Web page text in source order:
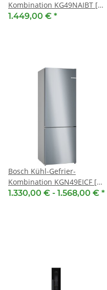
Kombination KG49NAIBT [
EEK: B ] Edelstahl
1.449,00 € *
Bosch Kühl-Gefrier-
Kombination KGN49EICF [
EEK: C ] Freistehend,
1.330,00 € - 1.568,00 € *